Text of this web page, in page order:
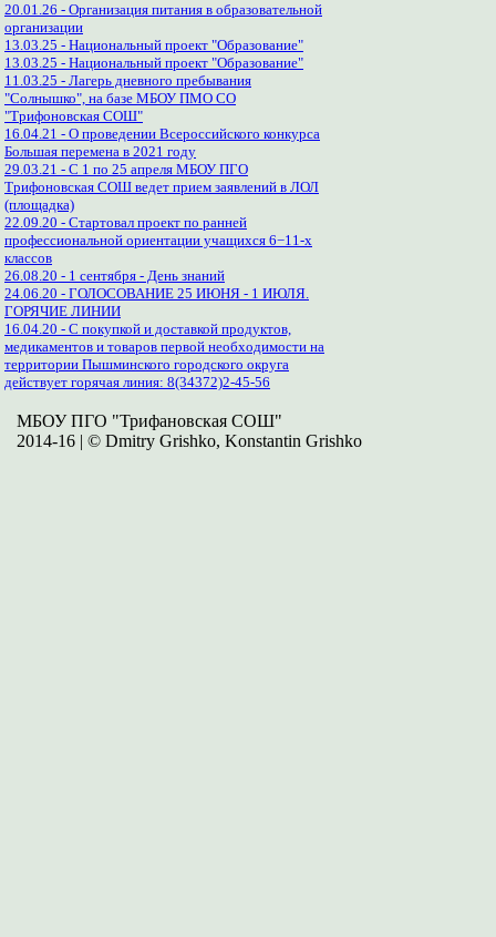
20.01.26 - Организация питания в образовательной
организации
13.03.25 - Национальный проект "Образование"
13.03.25 - Национальный проект "Образование"
11.03.25 - Лагерь дневного пребывания
"Солнышко", на базе МБОУ ПМО СО
"Трифоновская СОШ"
16.04.21 - О проведении Всероссийского конкурса
Большая перемена в 2021 году
29.03.21 - С 1 по 25 апреля МБОУ ПГО
Трифоновская СОШ ведет прием заявлений в ЛОЛ
(площадка)
22.09.20 - Стартовал проект по ранней
профессиональной ориентации учащихся 6−11-х
классов
26.08.20 - 1 сентября - День знаний
24.06.20 - ГОЛОСОВАНИЕ 25 ИЮНЯ - 1 ИЮЛЯ.
ГОРЯЧИЕ ЛИНИИ
16.04.20 - С покупкой и доставкой продуктов,
медикаментов и товаров первой необходимости на
территории Пышминского городского округа
действует горячая линия: 8(34372)2-45-56
МБОУ ПГО "Трифановская СОШ"
2014-16 | © Dmitry Grishko, Konstantin Grishko